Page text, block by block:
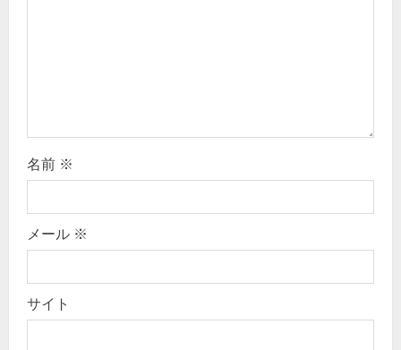
名前 ※
メール ※
サイト